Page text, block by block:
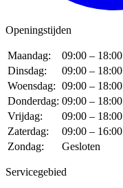
Openingstijden
Maandag:
09:00 – 18:00
Dinsdag:
09:00 – 18:00
Woensdag: 09:00 – 18:00
Donderdag: 09:00 – 18:00
Vrijdag:
09:00 – 18:00
Zaterdag:
09:00 – 16:00
Zondag:
Gesloten
Servicegebied